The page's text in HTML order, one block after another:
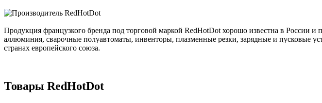
Продукция французкого бренда под торговой маркой RedHotDot хорошо известна в России
аллюминия, сварочные полуавтоматы, инвенторы, плазменные резки, зарядные и пусковые
странах европейского союза.
Товары RedHotDot